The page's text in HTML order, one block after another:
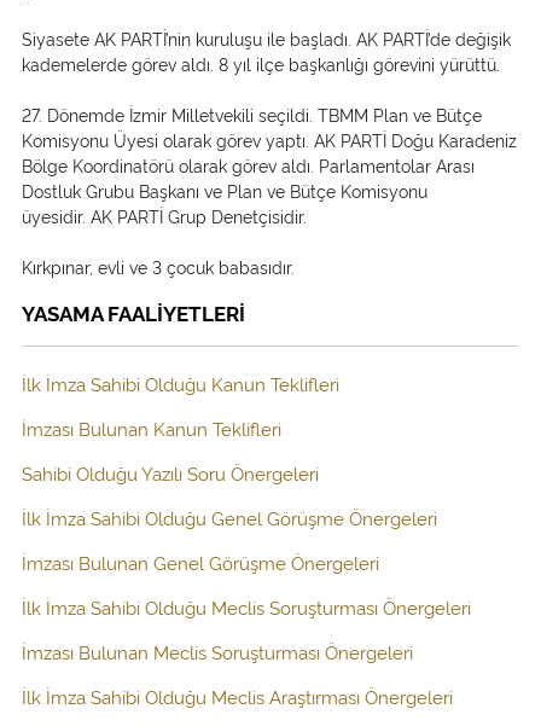
Siyasete AK PARTİ’nin kuruluşu ile başladı. AK PARTİ’de değişik
kademelerde görev aldı. 8 yıl ilçe başkanlığı görevini yürüttü.
27. Dönemde İzmir Milletvekili seçildi. TBMM Plan ve Bütçe
Komisyonu Üyesi olarak görev yaptı. AK PARTİ Doğu Karadeniz
Bölge Koordinatörü olarak görev aldı. Parlamentolar Arası
Dostluk Grubu Başkanı ve Plan ve Bütçe Komisyonu
üyesidir. AK PARTİ Grup Denetçisidir.
Kırkpınar, evli ve 3 çocuk babasıdır.
YASAMA FAALİYETLERİ
İlk İmza Sahibi Olduğu Kanun Teklifleri
İmzası Bulunan Kanun Teklifleri
Sahibi Olduğu Yazılı Soru Önergeleri
İlk İmza Sahibi Olduğu Genel Görüşme Önergeleri
İmzası Bulunan Genel Görüşme Önergeleri
İlk İmza Sahibi Olduğu Meclis Soruşturması Önergeleri
İmzası Bulunan Meclis Soruşturması Önergeleri
İlk İmza Sahibi Olduğu Meclis Araştırması Önergeleri